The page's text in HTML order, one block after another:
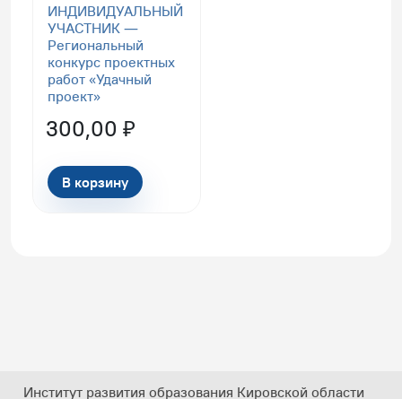
ИНДИВИДУАЛЬНЫЙ
УЧАСТНИК —
Региональный
конкурс проектных
работ «Удачный
проект»
300,00₽
В корзину
Институт развития образования Кировской области